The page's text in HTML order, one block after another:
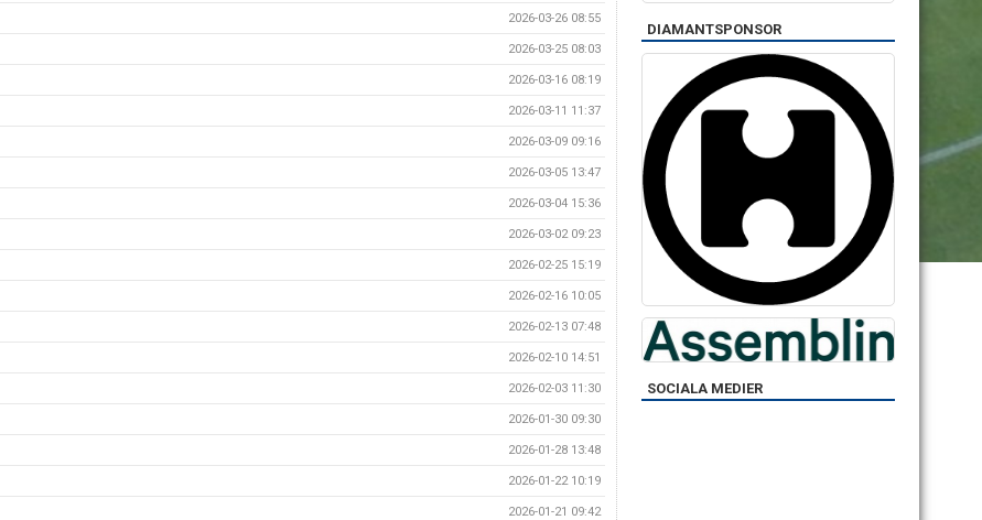
2026-03-26 08:55
2026-03-25 08:03
2026-03-16 08:19
2026-03-11 11:37
2026-03-09 09:16
2026-03-05 13:47
2026-03-04 15:36
2026-03-02 09:23
2026-02-25 15:19
2026-02-16 10:05
2026-02-13 07:48
2026-02-10 14:51
2026-02-03 11:30
2026-01-30 09:30
2026-01-28 13:48
2026-01-22 10:19
2026-01-21 09:42
DIAMANTSPONSOR
SOCIALA MEDIER